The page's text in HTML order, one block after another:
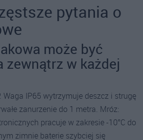
pytania o
może być
zewnątrz w każdej
Waga IP65 wytrzymuje deszcz i strugę
zanurzenie do 1 metra. Mróz:
pracuje w zakresie -10°C do
zimnie baterie szybciej się